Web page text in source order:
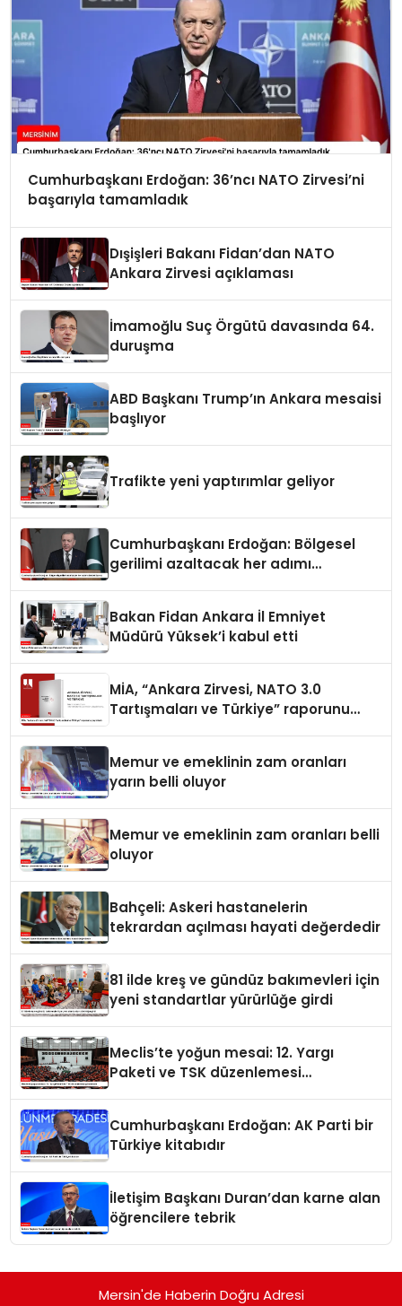
Cumhurbaşkanı Erdoğan: 36’ncı NATO Zirvesi’ni
başarıyla tamamladık
Dışişleri Bakanı Fidan’dan NATO
Ankara Zirvesi açıklaması
İmamoğlu Suç Örgütü davasında 64.
duruşma
ABD Başkanı Trump’ın Ankara mesaisi
başlıyor
Trafikte yeni yaptırımlar geliyor
Cumhurbaşkanı Erdoğan: Bölgesel
gerilimi azaltacak her adımı
Bakan Fidan Ankara İl Emniyet
Müdürü Yüksek’i kabul etti
MİA, “Ankara Zirvesi, NATO 3.0
Tartışmaları ve Türkiye” raporunu
Memur ve emeklinin zam oranları
yarın belli oluyor
Memur ve emeklinin zam oranları belli
oluyor
Bahçeli: Askeri hastanelerin
tekrardan açılması hayati değerdedir
81 ilde kreş ve gündüz bakımevleri için
yeni standartlar yürürlüğe girdi
Meclis’te yoğun mesai: 12. Yargı
Paketi ve TSK düzenlemesi
Cumhurbaşkanı Erdoğan: AK Parti bir
Türkiye kitabıdır
İletişim Başkanı Duran’dan karne alan
öğrencilere tebrik
Mersin'de Haberin Doğru Adresi